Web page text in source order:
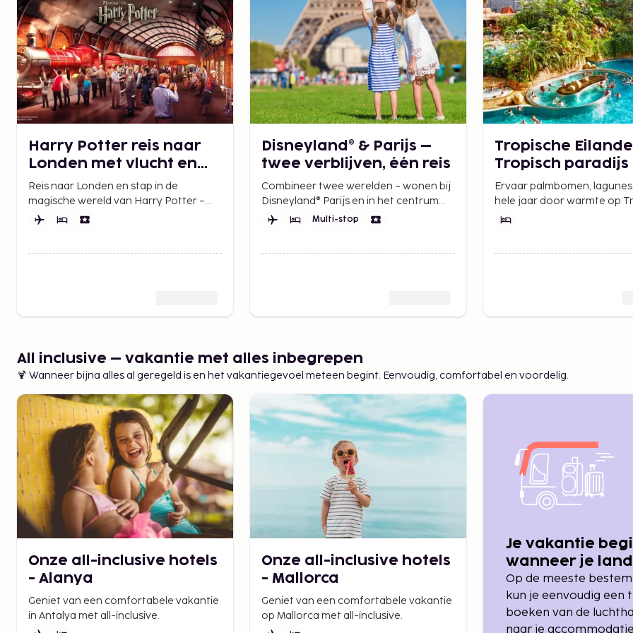
Harry Potter reis naar
Londen met vlucht en
hotel
Reis naar Londen en stap in de
magische wereld van Harry Potter –
bezoek Warner Bros. Studios en
Disneyland® & Parijs –
twee verblijven, één reis
Combineer twee werelden – wonen bij
Disneyland® Parijs en in het centrum
van Parijs. Een reis vol magie, plezier,
Multi-stop
Tropische
Tropisch paradijs
Berlijn
Ervaar palmbomen,
hele jaar door warmte op
Islands – Europa's grootste
All inclusive – vakantie met alles inbegrepen
🍹 Wanneer bijna alles al geregeld is en het vakantiegevoel meteen begint. Eenvoudig, comfortabel en voordelig.
Onze all-inclusive hotels
- Alanya
Geniet van een comfortabele vakantie
in Antalya met all-inclusive.
Onze all-inclusive hotels
- Mallorca
Geniet van een comfortabele vakantie
op Mallorca met all-inclusive.
Je vakantie
wanneer je
Op de meeste
kun je eenvoudig een
boeken van de
naar je